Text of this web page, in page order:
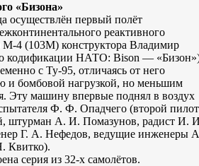
«Бизона»
осуществлён первый полёт
реактивного
4 (103М) конструктора Владимир
кодификации НАТО: Bison —
с Ту-95, отличаясь от него
и бомбовой нагрузкой, но меньшим
Эту машину впервые поднял в воздух
Ф. Ф. Опадчего (второй пилот
штурман А. И. Помазунов, радист И.
Г. А. Нефедов, ведущие инженеры
Квитко).
серия из 32-х самолётов.